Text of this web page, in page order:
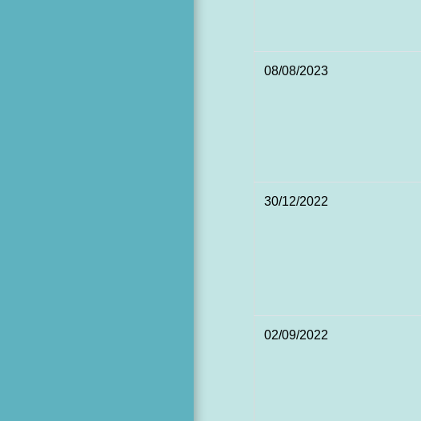
08/08/2023
30/12/2022
02/09/2022